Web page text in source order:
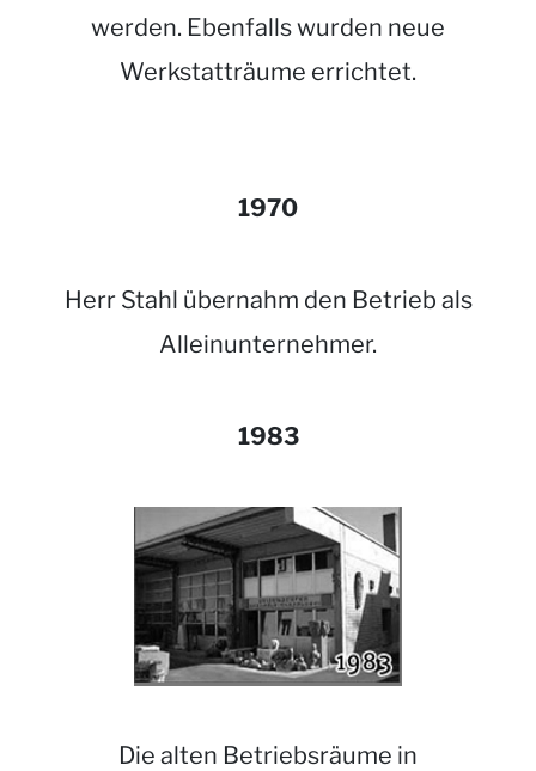
werden. Ebenfalls wurden neue
Werkstatträume errichtet.
1970
Herr Stahl übernahm den Betrieb als
Alleinunternehmer.
1983
Die alten Betriebsräume in